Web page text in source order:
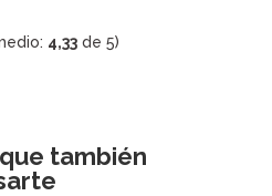
4,33de 5)
también